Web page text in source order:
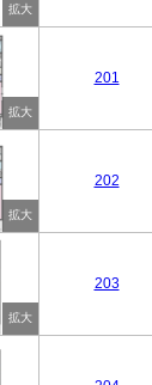
201
202
203